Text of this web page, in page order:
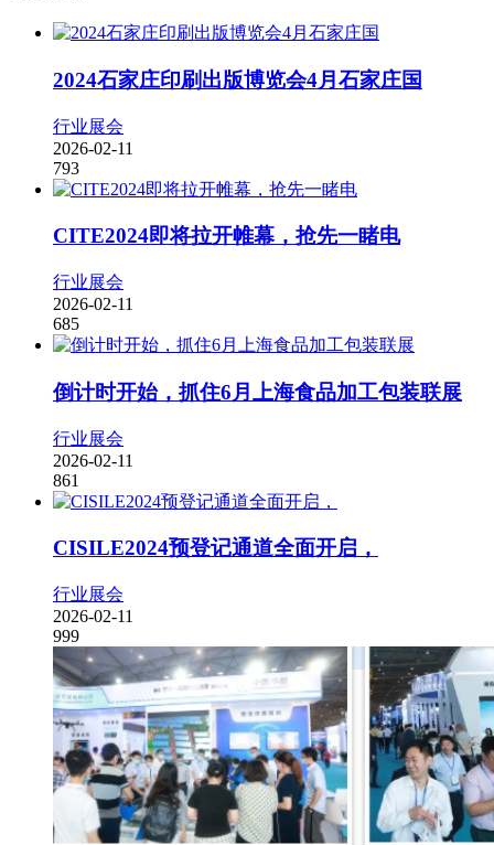
2024石家庄印刷出版博览会4月石家庄国
行业展会
2026-02-11
793
CITE2024即将拉开帷幕，抢先一睹电
行业展会
2026-02-11
685
倒计时开始，抓住6月上海食品加工包装联展
行业展会
2026-02-11
861
CISILE2024预登记通道全面开启，
行业展会
2026-02-11
999